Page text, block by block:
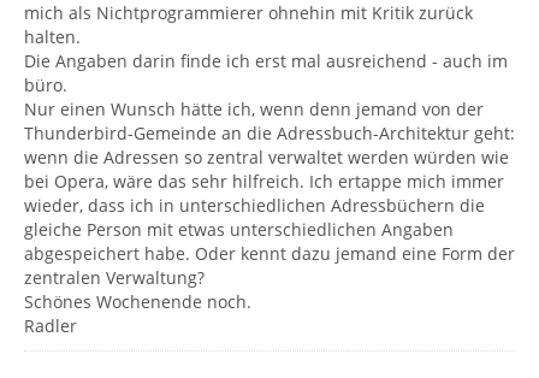
mich als Nichtprogrammierer ohnehin mit Kritik zurück
halten.
Die Angaben darin finde ich erst mal ausreichend - auch im
büro.
Nur einen Wunsch hätte ich, wenn denn jemand von der
Thunderbird-Gemeinde an die Adressbuch-Architektur geht:
wenn die Adressen so zentral verwaltet werden würden wie
bei Opera, wäre das sehr hilfreich. Ich ertappe mich immer
wieder, dass ich in unterschiedlichen Adressbüchern die
gleiche Person mit etwas unterschiedlichen Angaben
abgespeichert habe. Oder kennt dazu jemand eine Form der
zentralen Verwaltung?
Schönes Wochenende noch.
Radler